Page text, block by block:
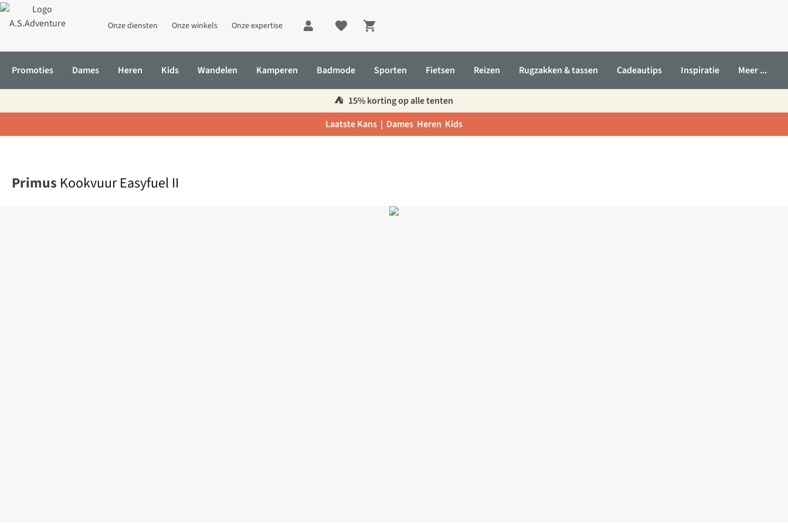
Onze diensten Onze winkels Onze expertise
Shopping cart
Promoties Dames Heren Kids Wandelen Kamperen Badmode Sporten Fietsen Reizen Rugzakken & tassen Cadeautips Inspiratie Meer ...
⛺️ 15% korting op alle tenten
Laatste Kans | Dames Heren Kids
Primus Kookvuur Easyfuel II